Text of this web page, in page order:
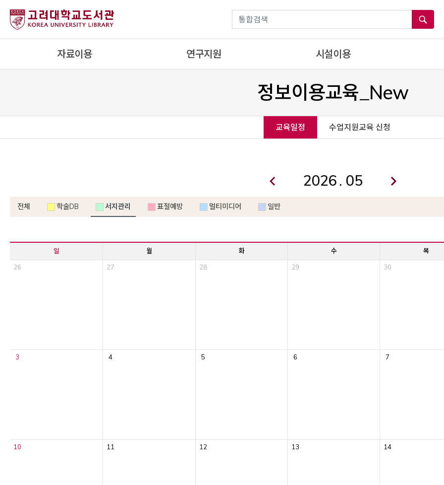
로
통합검색
자료이용 연구지원 시설이용
정보이용교육_New
교육일정 수업지원교육 신청
.
전체 학술DB 서지관리 표절예방 멀티미디어 일반
일 월 화 수 목
26 27 28 29 30
3 4 5 6 7
10 11 12 13 14